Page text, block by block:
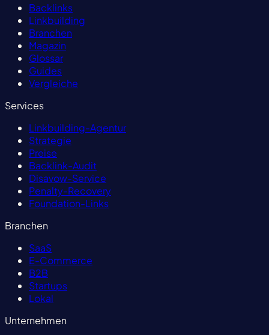
Backlinks
Linkbuilding
Branchen
Magazin
Glossar
Guides
Vergleiche
Services
Linkbuilding-Agentur
Strategie
Preise
Backlink-Audit
Disavow-Service
Penalty-Recovery
Foundation-Links
Branchen
SaaS
E-Commerce
B2B
Startups
Lokal
Unternehmen